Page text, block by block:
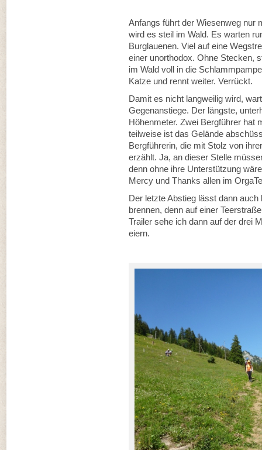
Anfangs führt der Wiesenweg nur
wird es steil im Wald. Es warten
Burglauenen. Viel auf eine
einer unorthodox. Ohne Stecken,
im Wald voll in die
Katze und rennt weiter. Verrückt.
Damit es nicht langweilig wird,
Gegenanstiege. Der längste,
Höhenmeter. Zwei Bergführer hat
teilweise ist das Gelände
Bergführerin, die mit Stolz von
erzählt. Ja, an dieser Stelle
denn ohne ihre Unterstützung
Mercy und Thanks allen im
Der letzte Abstieg lässt dann
brennen, denn auf einer
Trailer sehe ich dann auf der drei
eiern.